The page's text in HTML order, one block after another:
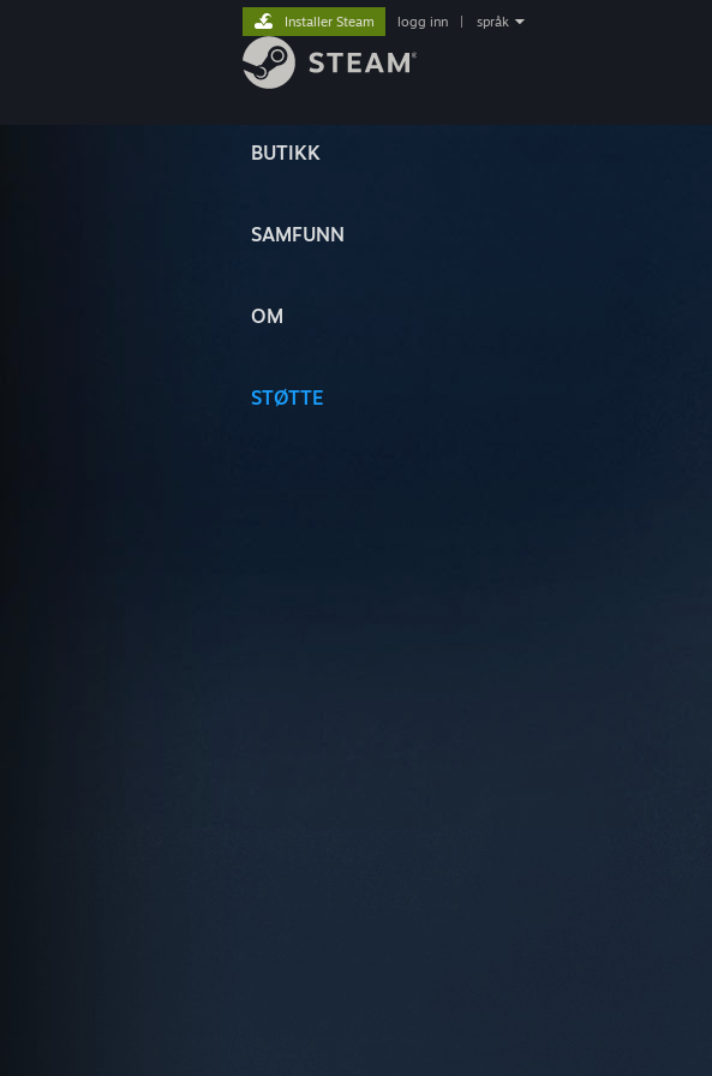
BUTIKK
SAMFUNN
OM
STØTTE
Installer Steam logg inn språk